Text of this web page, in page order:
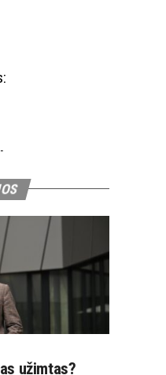
užimtas?